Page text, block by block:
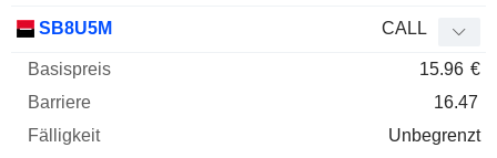
SB8U5M CALL
15.96 €
16.47
Unbegrenzt